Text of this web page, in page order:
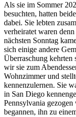
Als sie im Sommer
besuchten, hatten
dabei. Sie lebten
verheiratet waren
nächsten Sonntag
sich einige andere
Überraschung kehrten
wir sie zum
Wohnzimmer und
kennenzulernen. Sie
in San Diego
Pennsylvania
begannen, ihn zu